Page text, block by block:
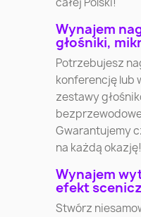
Wynajem
głośniki,
Potrzebujesz
konferencję lub
zestawy
Gwarantujemy
na każdą okazję!
Wynajem
efekt
Stwórz